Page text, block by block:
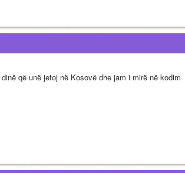
që unë jetoj në Kosovë dhe jam i mirë në kodim